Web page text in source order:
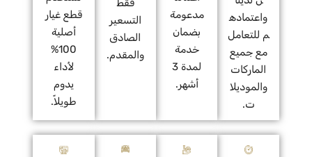
واعتماده
م للتعامل
مع جميع
الماركات
والموديلا
ت.
مدعومة
بضمان
خدمة
لمدة 3
أشهر.
التسعير
الصادق
والمقدم.
قطع غيار
أصلية
100%
لأداء
يدوم
طويلاً.